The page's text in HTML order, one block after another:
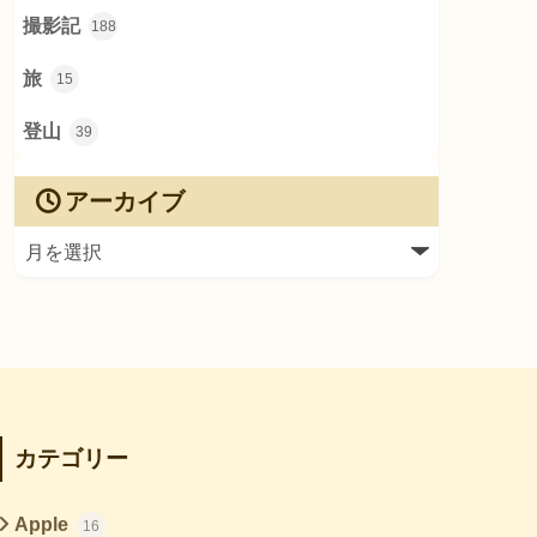
撮影記 188
旅 15
登山 39
アーカイブ
カテゴリー
Apple 16